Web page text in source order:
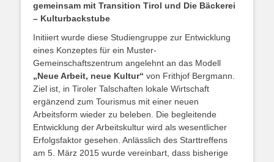
gemeinsam mit Transition Tirol und Die Bäckerei
– Kulturbackstube
Initiiert wurde diese Studiengruppe zur Entwicklung
eines Konzeptes für ein Muster-
Gemeinschaftszentrum angelehnt an das Modell
„Neue Arbeit, neue Kultur“ von Frithjof Bergmann.
Ziel ist, in Tiroler Talschaften lokale Wirtschaft
ergänzend zum Tourismus mit einer neuen
Arbeitsform wieder zu beleben. Die begleitende
Entwicklung der Arbeitskultur wird als wesentlicher
Erfolgsfaktor gesehen. Anlässlich des Starttreffens
am 5. März 2015 wurde vereinbart, dass bisherige